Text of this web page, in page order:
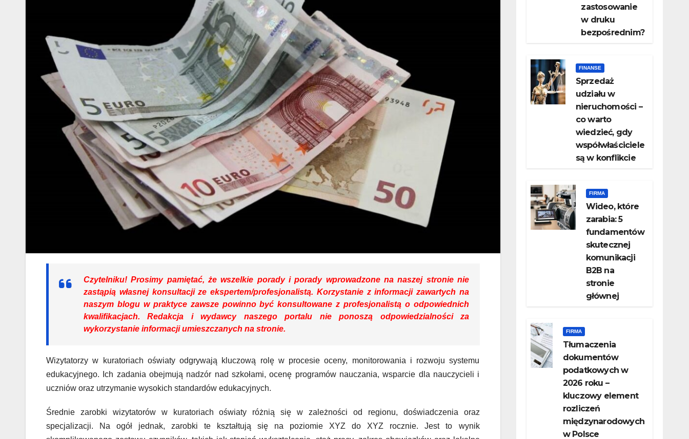
Czytelniku! Prosimy pamiętać, że wszelkie porady i porady wprowadzone na naszej stronie nie
zastąpią własnej konsultacji ze ekspertem/profesjonalistą. Korzystanie z informacji zawartych na
naszym blogu w praktyce zawsze powinno być konsultowane z profesjonalistą o odpowiednich
kwalifikacjach. Redakcja i wydawcy naszego portalu nie ponoszą odpowiedzialności za
wykorzystanie informacji umieszczanych na stronie.
Wizytatorzy w kuratoriach oświaty odgrywają kluczową rolę w procesie oceny, monitorowania i rozwoju systemu
edukacyjnego. Ich zadania obejmują nadzór nad szkołami, ocenę programów nauczania, wsparcie dla nauczycieli i
uczniów oraz utrzymanie wysokich standardów edukacyjnych.
Średnie zarobki wizytatorów w kuratoriach oświaty różnią się w zależności od regionu, doświadczenia oraz
specjalizacji. Na ogół jednak, zarobki te kształtują się na poziomie XYZ do XYZ rocznie. Jest to wynik
zastosowanie
w druku
bezpośrednim?
FINANSE
Sprzedaż
udziału w
nieruchomości –
co warto
wiedzieć, gdy
współwłaściciele
są w konflikcie
FIRMA
Wideo, które
zarabia: 5
fundamentów
skutecznej
komunikacji
B2B na
stronie
głównej
FIRMA
Tłumaczenia
dokumentów
podatkowych w
2026 roku –
kluczowy element
rozliczeń
międzynarodowych
w Polsce